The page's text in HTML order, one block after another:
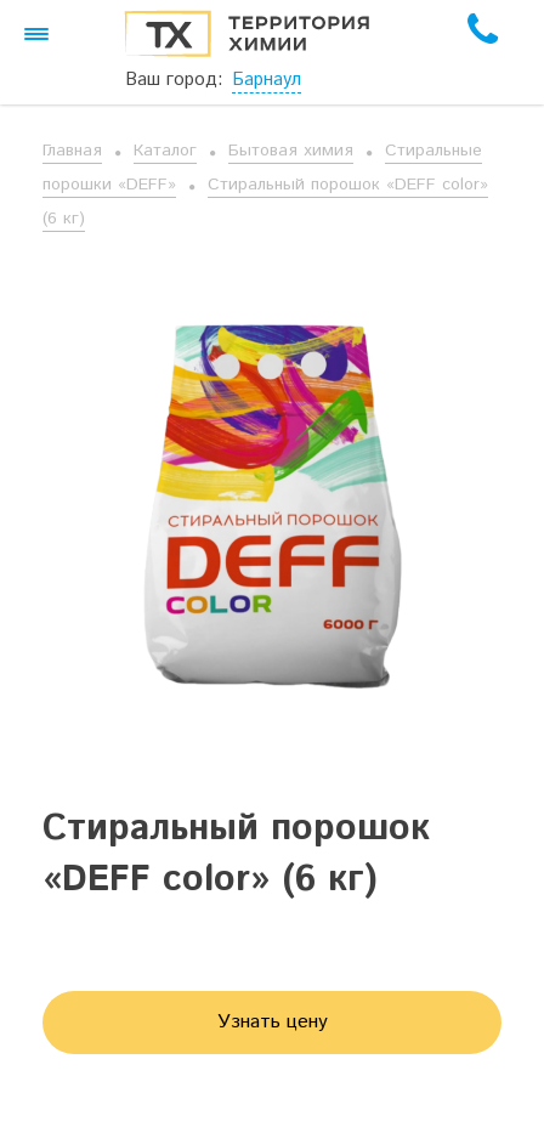
Ваш город: Барнаул
Главная Каталог Бытовая химия
Стиральные
порошки «DEFF»
Стиральный порошок «DEFF color»
(6 кг)
Стиральный порошок
«DEFF color» (6 кг)
Узнать цену